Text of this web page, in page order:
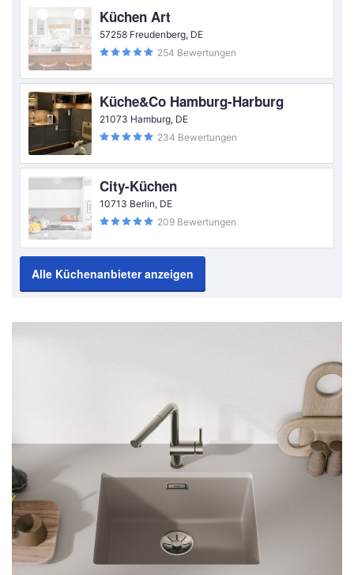
Küchen Art
57258 Freudenberg, DE
254 Bewertungen
Küche&Co Hamburg-Harburg
21073 Hamburg, DE
234 Bewertungen
City-Küchen
10713 Berlin, DE
209 Bewertungen
Alle Küchenanbieter anzeigen